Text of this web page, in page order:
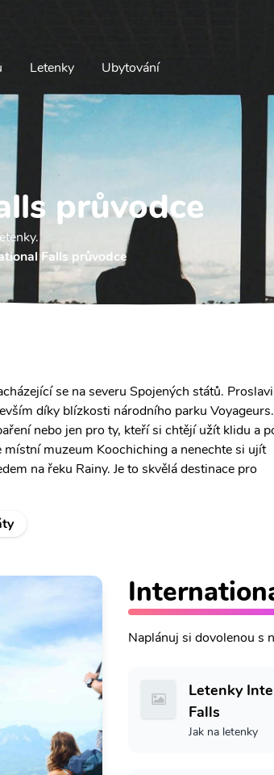
Letenky Ubytování
průvodce
Falls průvodce
se na severu Spojených států.
díky blízkosti národního parku
nebo jen pro ty, kteří si chtějí užít klidu a
muzeum Koochiching a nenechte si ujít
na řeku Rainy. Je to skvělá destinace pro
Naplánuj si dovolenou s
Letenky
Falls
Jak na letenky